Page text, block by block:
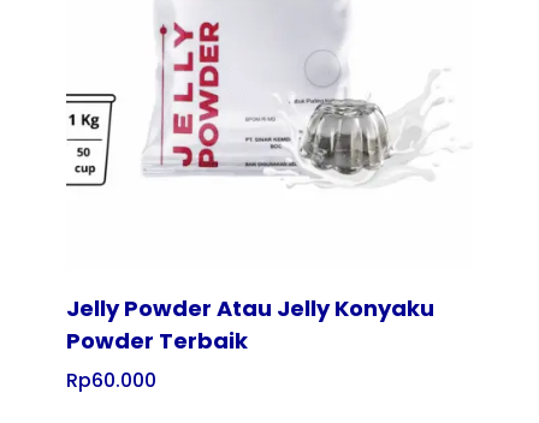
Jelly Powder Atau Jelly Konyaku
Powder Terbaik
Rp60.000